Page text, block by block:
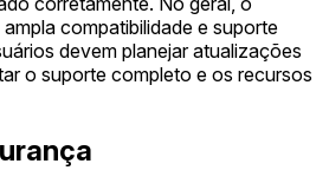
compatibilidade e suporte
devem planejar atualizações
o suporte completo e os recursos